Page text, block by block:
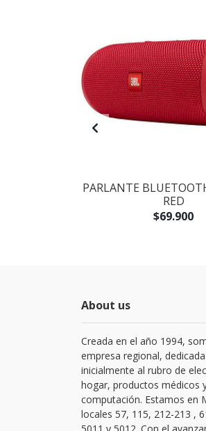
PARLANTE
RED
$69.900
About us
Creada en el año 1994,
empresa regional, dedicada
inicialmente al rubro de
hogar, productos médicos
computación. Estamos en
locales 57, 115, 212-213 ,
5011 y 5012. Con el